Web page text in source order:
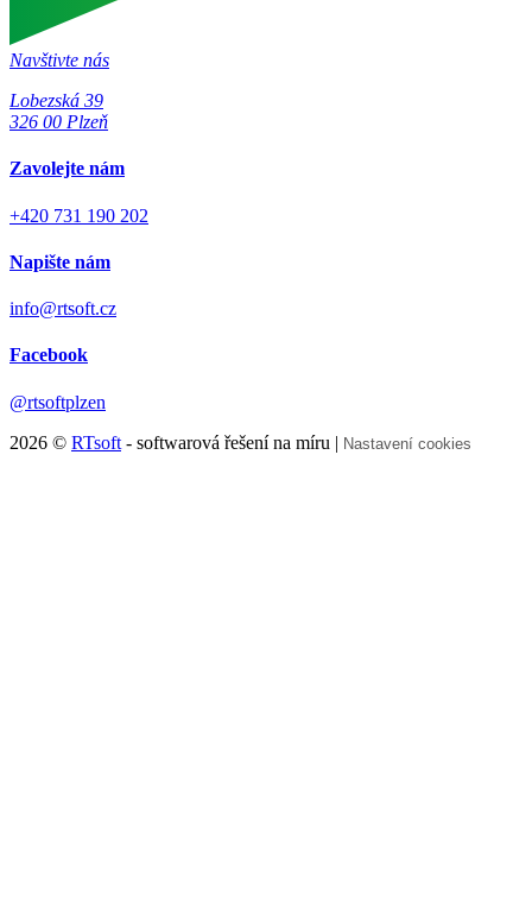
Navštivte nás
Lobezská 39
326 00 Plzeň
Zavolejte nám
+420 731 190 202
Napište nám
info@rtsoft.cz
Facebook
@rtsoftplzen
2026 © RTsoft - softwarová řešení na míru | Nastavení cookies